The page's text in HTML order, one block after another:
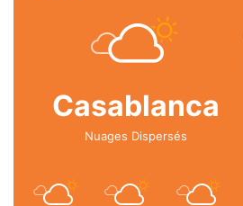
Casablanca
Nuages Dispersés